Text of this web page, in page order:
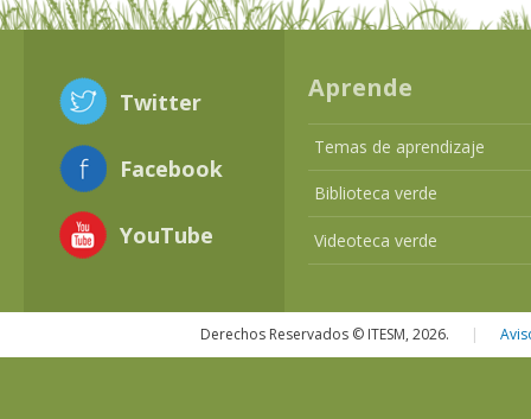
Twitter
Facebook
YouTube
Aprende
Temas de aprendizaje
Biblioteca verde
Videoteca verde
Derechos Reservados © ITESM, 2026. |